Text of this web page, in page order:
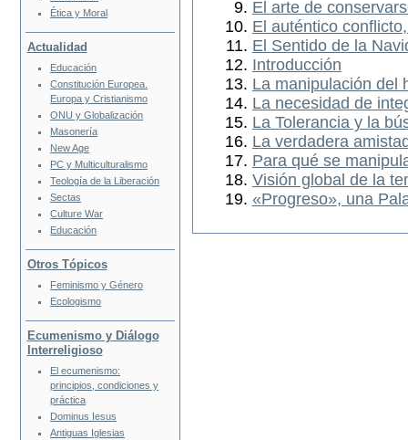
El arte de
El auténtico
El Sentido de la
Introducción
La manipulación del
La necesidad de
La Tolerancia y la
La verdadera
Para qué se
Visión global de la
«Progreso», una
Ética y Moral
Actualidad
Educación
Constitución Europea.
Europa y Cristianismo
ONU y Globalización
Masonería
New Age
PC y Multiculturalismo
Teología de la Liberación
Sectas
Culture War
Educación
Otros Tópicos
Feminismo y Género
Ecologismo
Ecumenismo y Diálogo
Interreligioso
El ecumenismo:
principios, condiciones y
práctica
Dominus Iesus
Antiguas Iglesias